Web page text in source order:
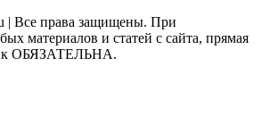
| Все права защищены. При
материалов и статей с сайта, прямая
ОБЯЗАТЕЛЬНА.